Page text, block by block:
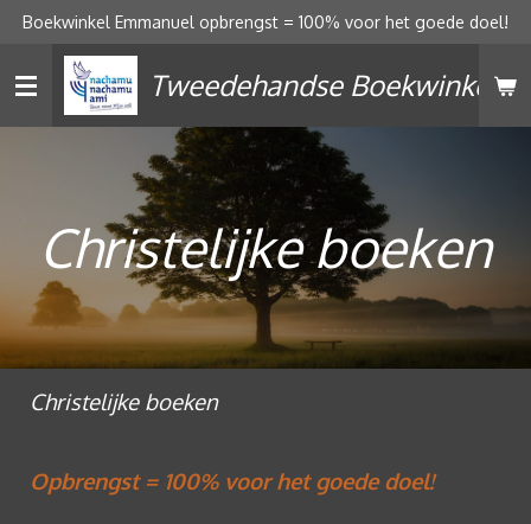
Ga
naar
hoofdinhoud
Tweedehandse Boekwinkel
Boekwinkel Emmanuel opbrengst = 100% voor het goede doel!
Christelijke boeken
Christelijke boeken
Opbrengst = 100% voor het goede doel!